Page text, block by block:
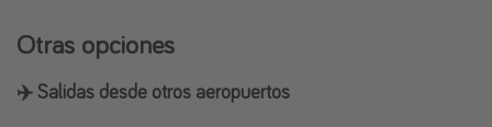
Otras opciones
✈️ Salidas desde otros aeropuertos